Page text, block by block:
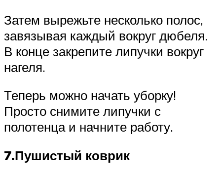
Затем вырежьте несколько полос,
завязывая каждый вокруг дюбеля.
В конце закрепите липучки вокруг
нагеля.
Теперь можно начать уборку!
Просто снимите липучки с
полотенца и начните работу.
7.Пушистый коврик